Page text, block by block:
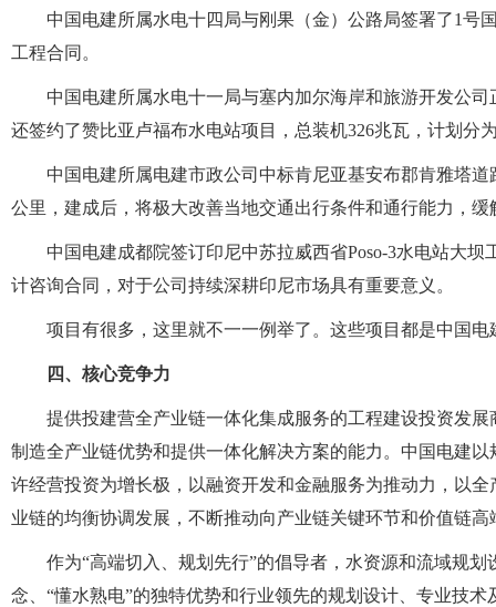
中国电建所属水电十四局与刚果（金）公路局签署了1号
工程合同。
中国电建所属水电十一局与塞内加尔海岸和旅游开发公
还签约了赞比亚卢福布水电站项目，总装机326兆瓦，计划分
中国电建所属电建市政公司中标肯尼亚基安布郡肯雅塔
公里，建成后，将极大改善当地交通出行条件和通行能力，
中国电建成都院签订印尼中苏拉威西省Poso-3水电站大
计咨询合同，对于公司持续深耕印尼市场具有重要意义。
项目有很多，这里就不一一例举了。这些项目都是中国
四、核心竞争力
提供投建营全产业链一体化集成服务的工程建设投资发
制造全产业链优势和提供一体化解决方案的能力。中国电建
许经营投资为增长极，以融资开发和金融服务为推动力，以
业链的均衡协调发展，不断推动向产业链关键环节和价值链
作为“高端切入、规划先行”的倡导者，水资源和流域规
念、“懂水熟电”的独特优势和行业领先的规划设计、专业技